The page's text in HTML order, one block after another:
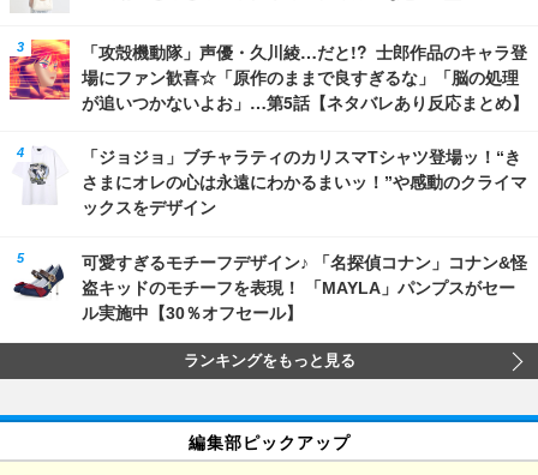
「攻殻機動隊」声優・久川綾…だと!? 士郎作品のキャラ登
場にファン歓喜☆「原作のままで良すぎるな」「脳の処理
が追いつかないよお」…第5話【ネタバレあり反応まとめ】
「ジョジョ」ブチャラティのカリスマTシャツ登場ッ！“き
さまにオレの心は永遠にわかるまいッ！”や感動のクライマ
ックスをデザイン
可愛すぎるモチーフデザイン♪ 「名探偵コナン」コナン&怪
盗キッドのモチーフを表現！ 「MAYLA」パンプスがセー
ル実施中【30％オフセール】
ランキングをもっと見る
編集部ピックアップ